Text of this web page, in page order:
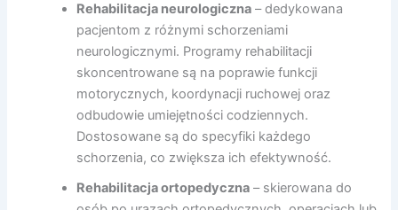
Rehabilitacja neurologiczna – dedykowana
pacjentom z różnymi schorzeniami
neurologicznymi. Programy rehabilitacji
skoncentrowane są na poprawie funkcji
motorycznych, koordynacji ruchowej oraz
odbudowie umiejętności codziennych.
Dostosowane są do specyfiki każdego
schorzenia, co zwiększa ich efektywność.
Rehabilitacja ortopedyczna – skierowana do